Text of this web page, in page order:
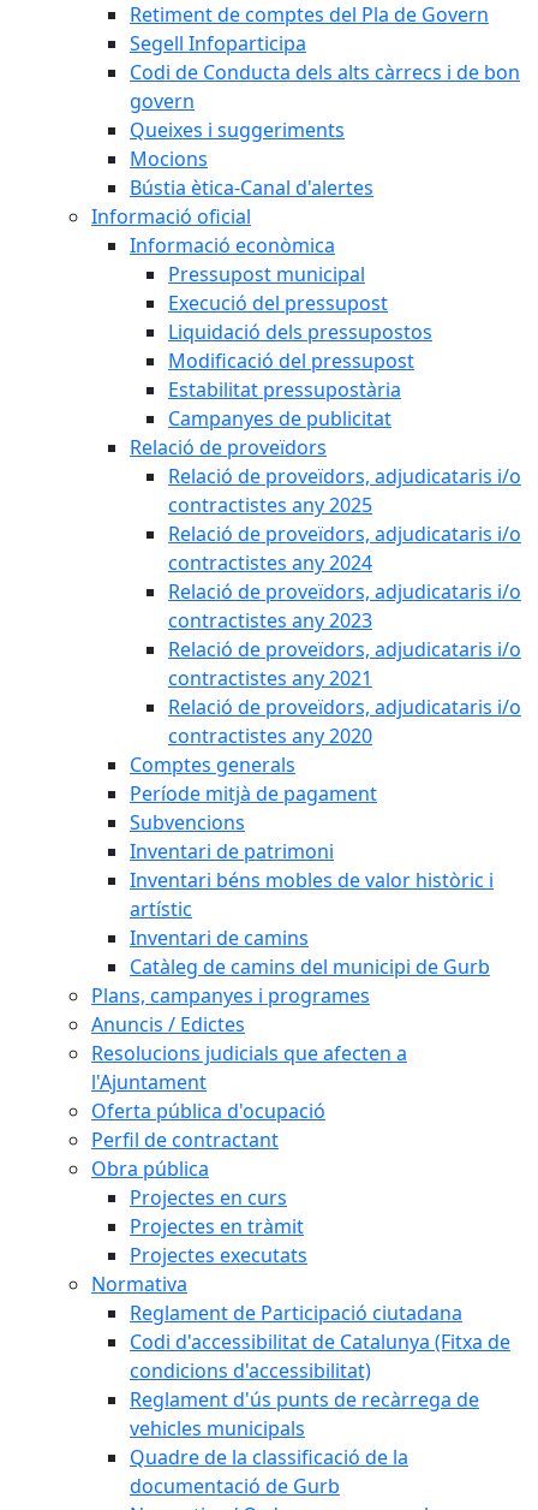
Retiment de comptes del Pla de Govern
Segell Infoparticipa
Codi de Conducta dels alts càrrecs i de bon
govern
Queixes i suggeriments
Mocions
Bústia ètica-Canal d'alertes
Informació oficial
Informació econòmica
Pressupost municipal
Execució del pressupost
Liquidació dels pressupostos
Modificació del pressupost
Estabilitat pressupostària
Campanyes de publicitat
Relació de proveïdors
Relació de proveïdors, adjudicataris i/o
contractistes any 2025
Relació de proveïdors, adjudicataris i/o
contractistes any 2024
Relació de proveïdors, adjudicataris i/o
contractistes any 2023
Relació de proveïdors, adjudicataris i/o
contractistes any 2021
Relació de proveïdors, adjudicataris i/o
contractistes any 2020
Comptes generals
Període mitjà de pagament
Subvencions
Inventari de patrimoni
Inventari béns mobles de valor històric i
artístic
Inventari de camins
Catàleg de camins del municipi de Gurb
Plans, campanyes i programes
Anuncis / Edictes
Resolucions judicials que afecten a
l'Ajuntament
Oferta pública d'ocupació
Perfil de contractant
Obra pública
Projectes en curs
Projectes en tràmit
Projectes executats
Normativa
Reglament de Participació ciutadana
Codi d'accessibilitat de Catalunya (Fitxa de
condicions d'accessibilitat)
Reglament d'ús punts de recàrrega de
vehicles municipals
Quadre de la classificació de la
documentació de Gurb